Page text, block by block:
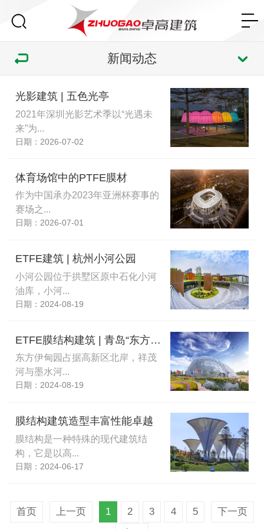
新闻动态
光影建筑 | 五色光亭
2021年深圳光影艺术季以“光遇未
来”为...
日期：2026-07-02
体育场馆中的PTFE膜材
作为中国承办2023年亚洲杯赛事的
赛场之...
日期：2026-07-01
ETFE建筑 | 杭州小河公园
小河公园位于拱墅区原中石化小河
油库，小河...
日期：2024-08-19
ETFE膜结构建筑 | 青岛“东方伊甸园”
东方伊甸园占据高新区北岸，祥茂
河与墨水河...
日期：2024-08-19
膜结构建筑造型丰富性能卓越
膜结构是一种特殊的现代建筑结
构，它是以高...
日期：2024-06-17
首页 上一页 1 2 3 4 5
下一页